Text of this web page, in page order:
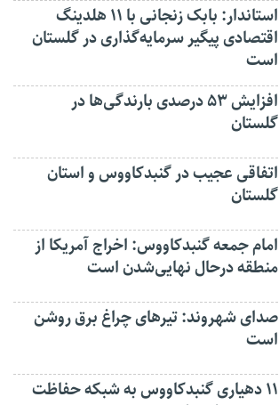
استاندار: بابک زنجانی با ۱۱ هلدینگ
اقتصادی پیگیر سرمایه‌گذاری در گلستان
است
افزایش ۵۳ درصدی بارندگی‌ها در
گلستان
اتفاقی عجیب در‌ گنبدکاووس و استان
گلستان
امام جمعه گنبدکاووس: اخراج آمریکا از
منطقه درحال نهایی‌شدن است
صدای شهروند: تیرهای چراغ برق روشن
است
۱۱ دهیاری گنبدکاووس به شبکه حفاظت